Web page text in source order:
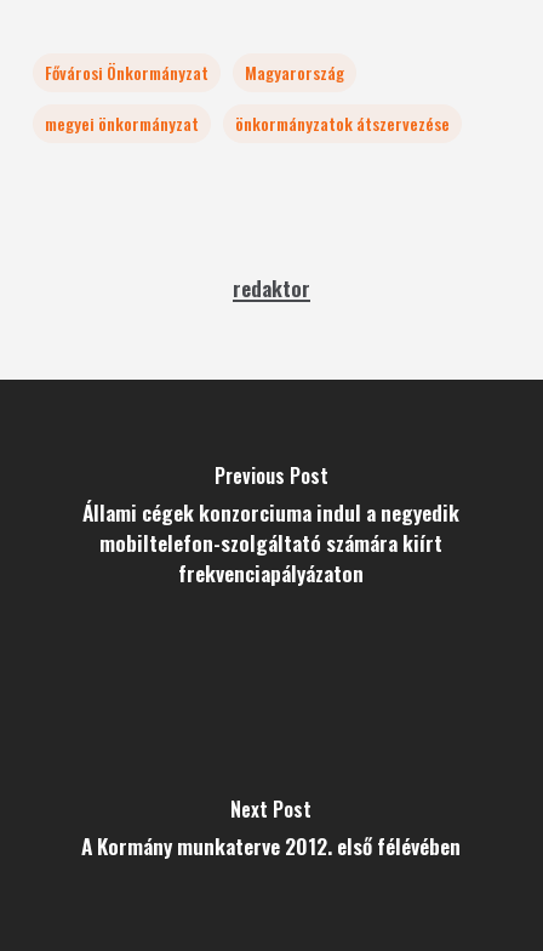
Fővárosi Önkormányzat
Magyarország
megyei önkormányzat
önkormányzatok átszervezése
redaktor
Previous Post
Állami cégek konzorciuma indul a negyedik
mobiltelefon-szolgáltató számára kiírt
frekvenciapályázaton
Next Post
A Kormány munkaterve 2012. első félévében